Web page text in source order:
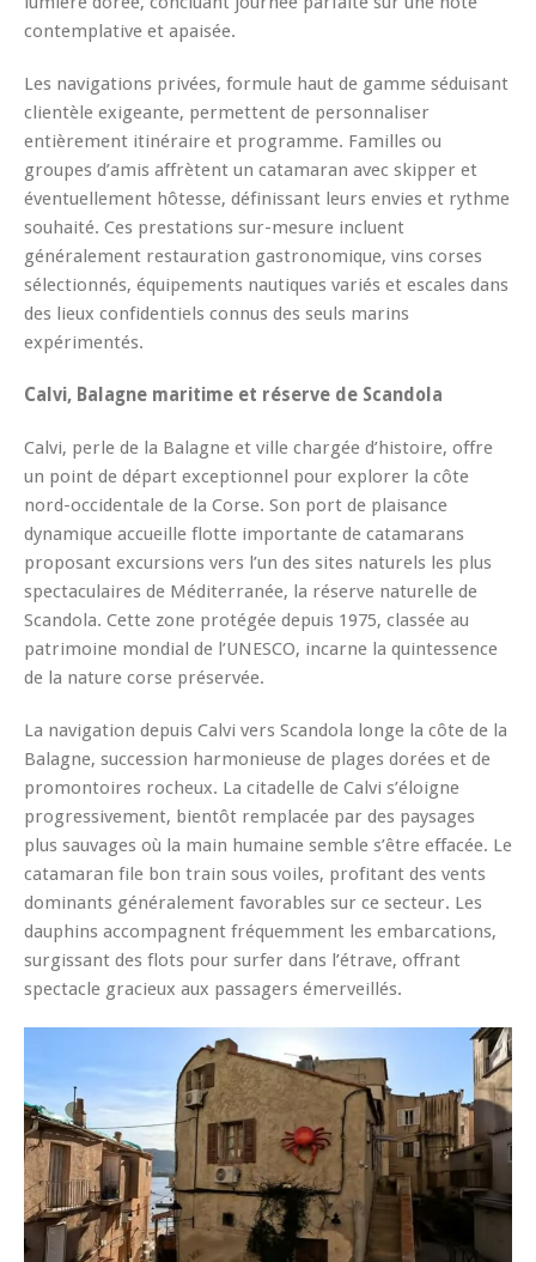
contemplative et apaisée.
Les navigations privées, formule haut de gamme séduisant
clientèle exigeante, permettent de personnaliser
entièrement itinéraire et programme. Familles ou
groupes d’amis affrètent un catamaran avec skipper et
éventuellement hôtesse, définissant leurs envies et rythme
souhaité. Ces prestations sur-mesure incluent
généralement restauration gastronomique, vins corses
sélectionnés, équipements nautiques variés et escales dans
des lieux confidentiels connus des seuls marins
expérimentés.
Calvi, Balagne maritime et réserve de Scandola
Calvi, perle de la Balagne et ville chargée d’histoire, offre
un point de départ exceptionnel pour explorer la côte
nord-occidentale de la Corse. Son port de plaisance
dynamique accueille flotte importante de catamarans
proposant excursions vers l’un des sites naturels les plus
spectaculaires de Méditerranée, la réserve naturelle de
Scandola. Cette zone protégée depuis 1975, classée au
patrimoine mondial de l’UNESCO, incarne la quintessence
de la nature corse préservée.
La navigation depuis Calvi vers Scandola longe la côte de la
Balagne, succession harmonieuse de plages dorées et de
promontoires rocheux. La citadelle de Calvi s’éloigne
progressivement, bientôt remplacée par des paysages
plus sauvages où la main humaine semble s’être effacée. Le
catamaran file bon train sous voiles, profitant des vents
dominants généralement favorables sur ce secteur. Les
dauphins accompagnent fréquemment les embarcations,
surgissant des flots pour surfer dans l’étrave, offrant
spectacle gracieux aux passagers émerveillés.